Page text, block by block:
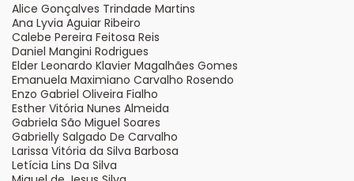
Alice Gonçalves Trindade Martins
Ana Lyvia Aguiar Ribeiro
Calebe Pereira Feitosa Reis
Daniel Mangini Rodrigues
Elder Leonardo Klavier Magalhães Gomes
Emanuela Maximiano Carvalho Rosendo
Enzo Gabriel Oliveira Fialho
Esther Vitória Nunes Almeida
Gabriela São Miguel Soares
Gabrielly Salgado De Carvalho
Larissa Vitória da Silva Barbosa
Letícia Lins Da Silva